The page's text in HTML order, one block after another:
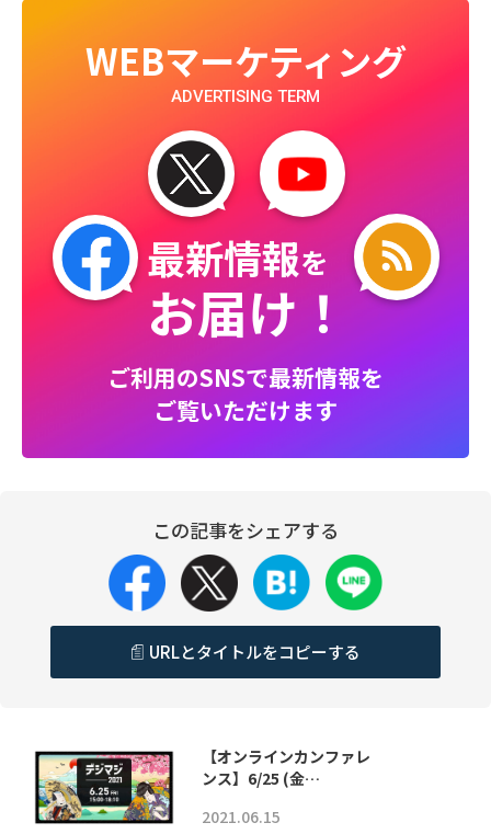
WEBマーケティング
ADVERTISING TERM
最新情報を
お届け！
ご利用のSNSで最新情報を
ご覧いただけます
この記事をシェアする
URLとタイトルをコピーする
【オンラインカンファレ
ンス】6/25 (金…
2021.06.15